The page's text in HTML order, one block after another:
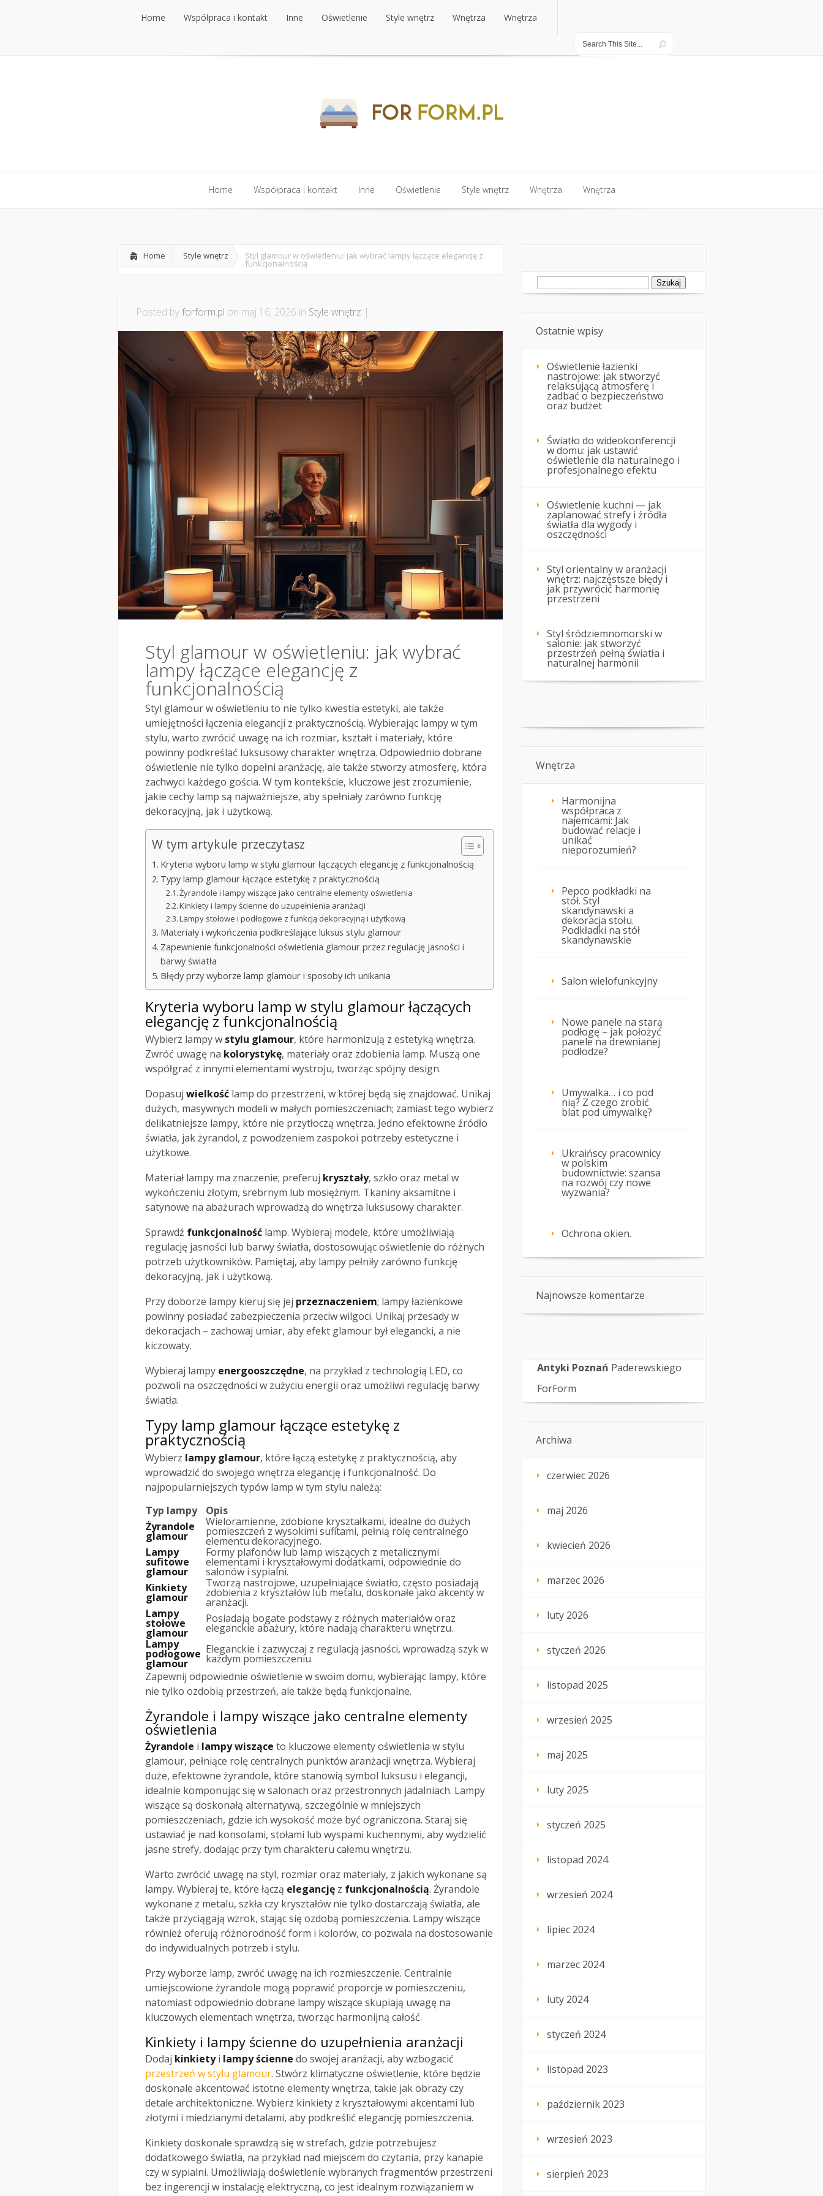
Home Współpraca i kontakt
Współpraca i kontakt
Inne
Inne
Oświetlenie
Oświetlenie
Style wnętrz
Style wnętrz
Wnętrza
Wnętrza
Wnętrza
Wnętrza
Home Współpraca i kontakt Inne Oświetlenie Style wnętrz Wnętrza Wnętrza
Home Style wnętrz Styl glamour w oświetleniu: jak wybrać lampy łączące elegancję z
funkcjonalnością
Posted byforform.pl on maj 16, 2026 in Style wnętrz |
Styl glamour w oświetleniu: jak wybrać
lampy łączące elegancję z
funkcjonalnością
Styl glamour w oświetleniu to nie tylko kwestia estetyki, ale także
umiejętności łączenia elegancji z praktycznością. Wybierając lampy w tym
stylu, warto zwrócić uwagę na ich rozmiar, kształt i materiały, które
powinny podkreślać luksusowy charakter wnętrza. Odpowiednio dobrane
oświetlenie nie tylko dopełni aranżację, ale także stworzy atmosferę, która
zachwyci każdego gościa. W tym kontekście, kluczowe jest zrozumienie,
jakie cechy lamp są najważniejsze, aby spełniały zarówno funkcję
dekoracyjną, jak i użytkową.
W tym artykule przeczytasz
Kryteria wyboru lamp w stylu glamour łączących elegancję z funkcjonalnością
Typy lamp glamour łączące estetykę z praktycznością
Żyrandole i lampy wiszące jako centralne elementy oświetlenia
Kinkiety i lampy ścienne do uzupełnienia aranżacji
Lampy stołowe i podłogowe z funkcją dekoracyjną i użytkową
Materiały i wykończenia podkreślające luksus stylu glamour
Zapewnienie funkcjonalności oświetlenia glamour przez regulację jasności i
barwy światła
Błędy przy wyborze lamp glamour i sposoby ich unikania
Kryteria wyboru lamp w stylu glamourłączących
elegancję z funkcjonalnością
Wybierz lampy w stylu glamour, które harmonizują z estetyką wnętrza.
Zwróć uwagę na kolorystykę, materiały oraz zdobienia lamp. Muszą one
współgrać z innymi elementami wystroju, tworząc spójny design.
Dopasuj wielkość lamp do przestrzeni, w której będą się znajdować. Unikaj
dużych, masywnych modeli w małych pomieszczeniach; zamiast tego wybierz
delikatniejsze lampy, które nie przytłoczą wnętrza. Jedno efektowne źródło
światła, jak żyrandol, z powodzeniem zaspokoi potrzeby estetyczne i
użytkowe.
Materiał lampy ma znaczenie; preferuj kryształy, szkło oraz metal w
wykończeniu złotym, srebrnym lub mosiężnym. Tkaniny aksamitne i
satynowe na abażurach wprowadzą do wnętrza luksusowy charakter.
Sprawdź funkcjonalność lamp. Wybieraj modele, które umożliwiają
regulację jasności lub barwy światła, dostosowując oświetlenie do różnych
potrzeb użytkowników. Pamiętaj, aby lampy pełniły zarówno funkcję
dekoracyjną, jak i użytkową.
Przy doborze lampy kieruj się jej przeznaczeniem; lampy łazienkowe
powinny posiadać zabezpieczenia przeciw wilgoci. Unikaj przesady w
dekoracjach – zachowaj umiar, aby efekt glamour był elegancki, a nie
kiczowaty.
Wybieraj lampy energooszczędne, na przykład z technologią LED, co
pozwoli na oszczędności w zużyciu energii oraz umożliwi regulację barwy
światła.
Typy lamp glamour łączące estetykę z
praktycznością
Wybierz lampy glamour, które łączą estetykę z praktycznością, aby
wprowadzić do swojego wnętrza elegancję i funkcjonalność. Do
najpopularniejszych typów lamp w tym stylu należą:
Typ lampy
Opis
Żyrandole
glamour
Wieloramienne, zdobione kryształkami, idealne do dużych
pomieszczeń z wysokimi sufitami, pełnią rolę centralnego
elementu dekoracyjnego.
Lampy
sufitowe
glamour
Formy plafonów lub lamp wiszących z metalicznymi
elementami i kryształowymi dodatkami, odpowiednie do
salonów i sypialni.
Kinkiety
glamour
Tworzą nastrojowe, uzupełniające światło, często posiadają
zdobienia z kryształów lub metalu, doskonałe jako akcenty w
aranżacji.
Lampy
stołowe
glamour
Posiadają bogate podstawy z różnych materiałów oraz
eleganckie abażury, które nadają charakteru wnętrzu.
Lampy
podłogowe
glamour
Eleganckie i zazwyczaj z regulacją jasności, wprowadzą szyk w
każdym pomieszczeniu.
Zapewnij odpowiednie oświetlenie w swoim domu, wybierając lampy, które
nie tylko ozdobią przestrzeń, ale także będą funkcjonalne.
Żyrandole i lampy wiszące jako centralne elementy
oświetlenia
Żyrandole i lampy wiszące to kluczowe elementy oświetlenia w stylu
glamour, pełniące rolę centralnych punktów aranżacji wnętrza. Wybieraj
duże, efektowne żyrandole, które stanowią symbol luksusu i elegancji,
idealnie komponując się w salonach oraz przestronnych jadalniach. Lampy
wiszące są doskonałą alternatywą, szczególnie w mniejszych
pomieszczeniach, gdzie ich wysokość może być ograniczona. Staraj się
ustawiać je nad konsolami, stołami lub wyspami kuchennymi, aby wydzielić
jasne strefy, dodając przy tym charakteru całemu wnętrzu.
Warto zwrócić uwagę na styl, rozmiar oraz materiały, z jakich wykonane są
lampy. Wybieraj te, które łączą elegancję z funkcjonalnością. Żyrandole
wykonane z metalu, szkła czy kryształów nie tylko dostarczają światła, ale
także przyciągają wzrok, stając się ozdobą pomieszczenia. Lampy wiszące
również oferują różnorodność form i kolorów, co pozwala na dostosowanie
do indywidualnych potrzeb i stylu.
Przy wyborze lamp, zwróć uwagę na ich rozmieszczenie. Centralnie
umiejscowione żyrandole mogą poprawić proporcje w pomieszczeniu,
natomiast odpowiednio dobrane lampy wiszące skupiają uwagę na
kluczowych elementach wnętrza, tworząc harmonijną całość.
Kinkiety i lampy ścienne do uzupełnienia aranżacji
Dodaj kinkietyi lampy ścienne do swojej aranżacji, aby wzbogacić
przestrzeń w stylu glamour. Stwórz klimatyczne oświetlenie, które będzie
doskonale akcentować istotne elementy wnętrza, takie jak obrazy czy
detale architektoniczne. Wybierz kinkiety z kryształowymi akcentami lub
złotymi i miedzianymi detalami, aby podkreślić elegancję pomieszczenia.
Kinkiety doskonale sprawdzą się w strefach, gdzie potrzebujesz
dodatkowego światła, na przykład nad miejscem do czytania, przy kanapie
czy w sypialni. Umożliwiają doświetlenie wybranych fragmentów przestrzeni
bez ingerencji w instalację elektryczną, co jest idealnym rozwiązaniem w
Szukaj:
Ostatnie wpisy
Oświetlenie łazienki
nastrojowe: jak stworzyć
relaksującą atmosferę i
zadbać o bezpieczeństwo
oraz budżet
Światło do wideokonferencji
w domu: jak ustawić
oświetlenie dla naturalnego i
profesjonalnego efektu
Oświetlenie kuchni — jak
zaplanować strefy i źródła
światła dla wygody i
oszczędności
Styl orientalny w aranżacji
wnętrz: najczęstsze błędy i
jak przywrócić harmonię
przestrzeni
Styl śródziemnomorski w
salonie: jak stworzyć
przestrzeń pełną światła i
naturalnej harmonii
Wnętrza
Harmonijna
współpraca z
najemcami: Jak
budować relacje i
unikać
nieporozumień?
Pepco podkładki na
stół. Styl
skandynawski a
dekoracja stołu.
Podkładki na stół
skandynawskie
Salon wielofunkcyjny
Nowe panele na starą
podłogę – jak położyć
panele na drewnianej
podłodze?
Umywalka… i co pod
nią? Z czego zrobić
blat pod umywalkę?
Ukraińscy pracownicy
w polskim
budownictwie: szansa
na rozwój czy nowe
wyzwania?
Ochrona okien.
Najnowsze komentarze
Antyki Poznań Paderewskiego
ForForm
Archiwa
czerwiec 2026
maj 2026
kwiecień 2026
marzec 2026
luty 2026
styczeń 2026
listopad 2025
wrzesień 2025
maj 2025
luty 2025
styczeń 2025
listopad 2024
wrzesień 2024
lipiec 2024
marzec 2024
luty 2024
styczeń 2024
listopad 2023
październik 2023
wrzesień 2023
sierpień 2023